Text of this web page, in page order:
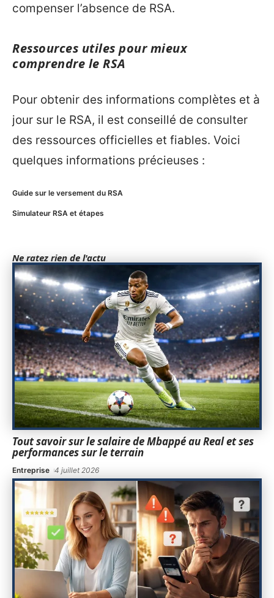
compenser l’absence de RSA.
Ressources utiles pour mieux
comprendre le RSA
Pour obtenir des informations complètes et à
jour sur le RSA, il est conseillé de consulter
des ressources officielles et fiables. Voici
quelques informations précieuses :
Guide sur le versement du RSA
Simulateur RSA et étapes
Ne ratez rien de l'actu
Tout savoir sur le salaire de Mbappé au Real et ses
performances sur le terrain
Entreprise 4 juillet 2026